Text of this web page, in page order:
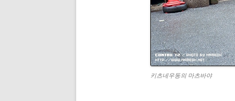
키츠네우동의 마츠바야